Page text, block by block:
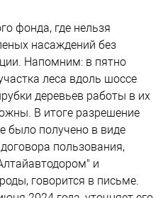
фонда, где нельзя
насаждений без
Напомним: в пятно
леса вдоль шоссе
деревьев работы в их
В итоге разрешение
было получено в виде
пользования,
и
говорится в письме.